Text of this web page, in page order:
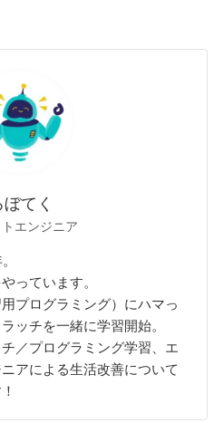
ぼてく
エンジニア
っています。
プログラミング）にハマっ
ッチを一緒に学習開始。
／プログラミング学習、エ
アによる生活改善について